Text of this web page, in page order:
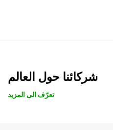
شركائنا حول العالم
تعرّف الى المزيد